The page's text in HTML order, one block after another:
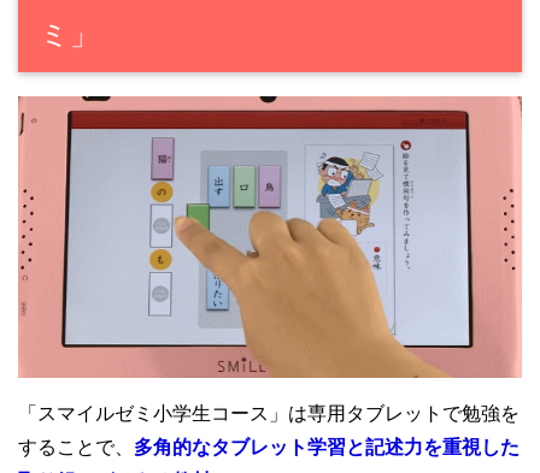
ミ」
「スマイルゼミ小学生コース」は専用タブレットで勉強を
することで、 多角的なタブレット学習と記述力を重視した